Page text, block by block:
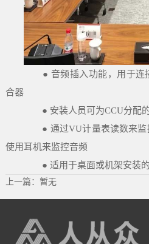
● 音频插入功能，用于连
合器
● 安装人员可为CCU分配
● 通过VU计量表读数来
使用耳机来监控音频
● 适用于桌面或机架安装
上一篇：暂无